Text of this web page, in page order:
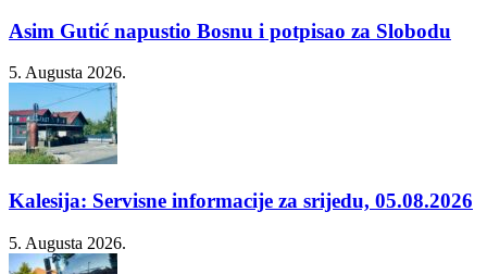
Asim Gutić napustio Bosnu i potpisao za Slobodu
5. Augusta 2026.
Kalesija: Servisne informacije za srijedu, 05.08.2026
5. Augusta 2026.